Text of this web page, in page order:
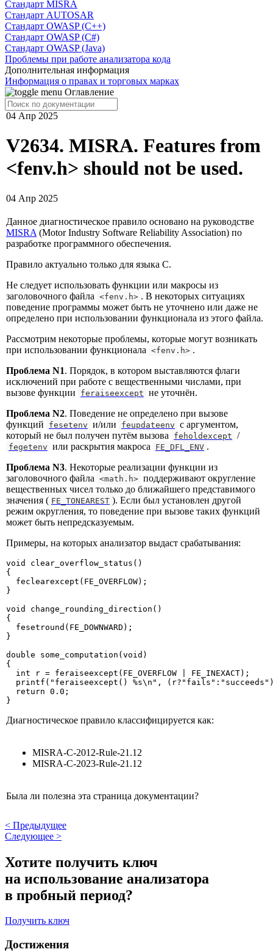
Cтандарт MISRA
Стандарт AUTOSAR
Стандарт OWASP (C++)
Стандарт OWASP (C#)
Стандарт OWASP (Java)
Проблемы при работе анализатора кода
Дополнительная информация
Информация о правах и торговых марках
Оглавление
04 Апр 2025
V2634. MISRA. Features from
<fenv.h> should not be used.
04 Апр 2025
Данное диагностическое правило основано на руководстве
MISRA (Motor Industry Software Reliability Association) по
разработке программного обеспечения.
Правило актуально только для языка С.
Не следует использовать функции или макросы из
заголовочного файла <fenv.h> . В некоторых ситуациях
поведение программы может быть не уточнено или даже не
определено при использовании функционала из этого файла.
Рассмотрим некоторые проблемы, которые могут возникать
при использовании функционала <fenv.h> .
Проблема N1. Порядок, в котором выставляются флаги
исключений при работе с вещественными числами, при
вызове функции
feraiseexcept не уточнён.
Проблема N2. Поведение не определено при вызове
функций
fesetenv и/или feupdateenv с аргументом,
который не был получен путём вызова
feholdexcept /
fegetenv или раскрытия макроса FE_DFL_ENV .
Проблема N3. Некоторые реализации функции из
заголовочного файла <math.h> поддерживают округление
вещественных чисел только до ближайшего представимого
значения ( FE_TONEAREST ). Если был установлен другой
режим округления, то поведение при вызове таких функций
может быть непредсказуемым.
Примеры, на которых анализатор выдаст срабатывания:
void clear_overflow_status()
{
  feclearexcept(FE_OVERFLOW);
}
void change_rounding_direction()
{
  fesetround(FE_DOWNWARD);
}
double some_computation(void)
{
  int r = feraiseexcept(FE_OVERFLOW | FE_INEXACT);
printf("feraiseexcept() %s\n",
  return 0.0;
}
Диагностическое правило классифицируется как:
MISRA-C-2012-Rule-21.12
MISRA-C-2023-Rule-21.12
Была ли полезна эта страница документации?
< Предыдущее
Следующее >
Хотите получить ключ
на использование анализатора
в пробный период?
Получить ключ
Достижения